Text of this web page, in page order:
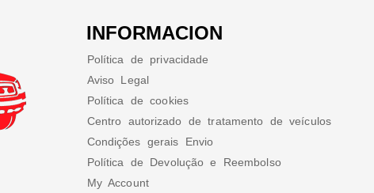
INFORMACION
Política de privacidade
Aviso Legal
Política de cookies
Centro autorizado de tratamento de veículos
Condições gerais Envio
Política de Devolução e Reembolso
My Account